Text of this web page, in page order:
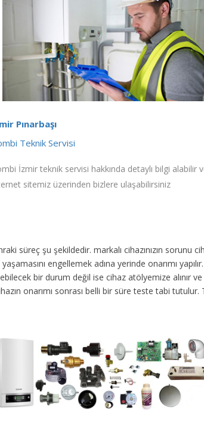
Pınarbaşı
Teknik Servisi
İzmir teknik servisi hakkında detaylı bilgi alabilir
sitemiz üzerinden bizlere ulaşabilirsiniz
süreç şu şekildedir. markalı cihazınızın sorunu
engellemek adına yerinde onarımı
bir durum değil ise cihaz atölyemize alınır ve
onarımı sonrası belli bir süre teste tabi